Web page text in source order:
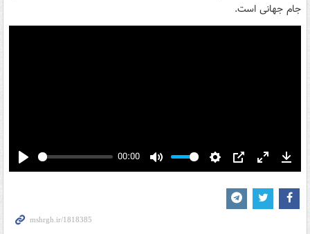
جام جهانی است.
Play
00:00
Mute Settings
PIP Enter
fullscreen